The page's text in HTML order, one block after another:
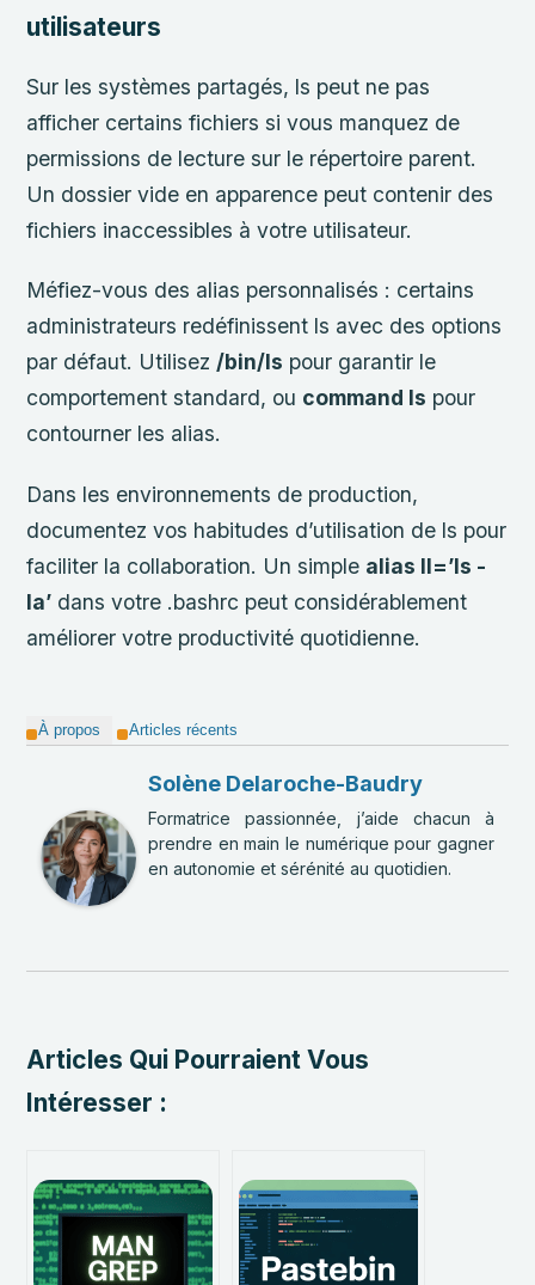
utilisateurs
Sur les systèmes partagés, ls peut ne pas
afficher certains fichiers si vous manquez de
permissions de lecture sur le répertoire parent.
Un dossier vide en apparence peut contenir des
fichiers inaccessibles à votre utilisateur.
Méfiez-vous des alias personnalisés : certains
administrateurs redéfinissent ls avec des options
par défaut. Utilisez/bin/ls pour garantir le
comportement standard, ou command ls pour
contourner les alias.
Dans les environnements de production,
documentez vos habitudes d’utilisation de ls pour
faciliter la collaboration. Un simple alias ll=’ls -
la’ dans votre .bashrc peut considérablement
améliorer votre productivité quotidienne.
À propos Articles récents
Solène Delaroche-Baudry
Formatrice passionnée, j’aide chacun à
prendre en main le numérique pour gagner
en autonomie et sérénité au quotidien.
Articles Qui Pourraient Vous
Intéresser :